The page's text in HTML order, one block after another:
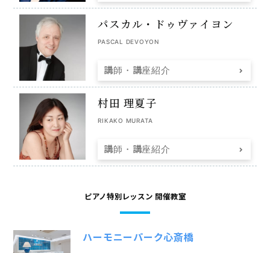
パスカル・ ドゥヴァイヨン
PASCAL DEVOYON
講師・講座紹介
村田 理夏子
RIKAKO MURATA
講師・講座紹介
ピアノ特別レッスン 開催教室
ハーモニーパーク心斎橋